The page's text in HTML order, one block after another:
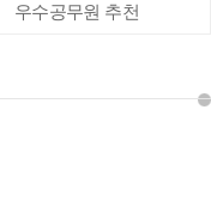
우수공무원 추천